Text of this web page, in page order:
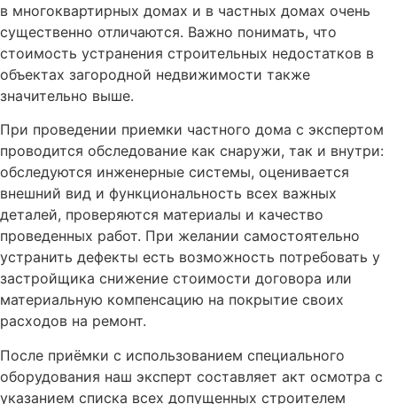
в многоквартирных домах и в частных домах очень
существенно отличаются. Важно понимать, что
стоимость устранения строительных недостатков в
объектах загородной недвижимости также
значительно выше.
При проведении приемки частного дома с экспертом
проводится обследование как снаружи, так и внутри:
обследуются инженерные системы, оценивается
внешний вид и функциональность всех важных
деталей, проверяются материалы и качество
проведенных работ. При желании самостоятельно
устранить дефекты есть возможность потребовать у
застройщика снижение стоимости договора или
материальную компенсацию на покрытие своих
расходов на ремонт.
После приёмки с использованием специального
оборудования наш эксперт составляет акт осмотра с
указанием списка всех допущенных строителем